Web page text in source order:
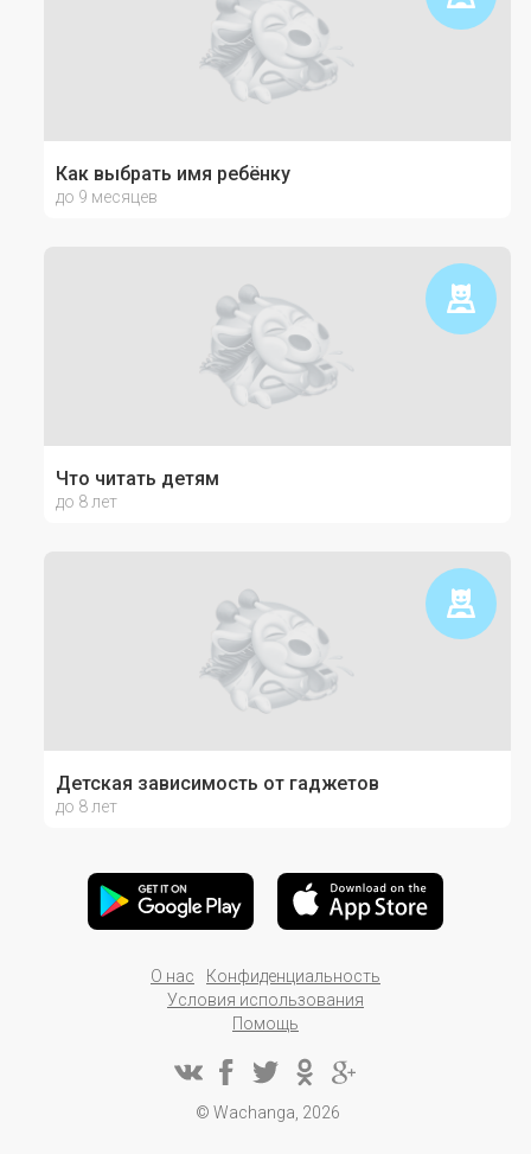
Как выбрать имя ребёнку
до 9 месяцев
Что читать детям
до 8 лет
Детская зависимость от гаджетов
до 8 лет
© Wachanga, 2026
О нас
Конфиденциальность
Условия использования
Помощь